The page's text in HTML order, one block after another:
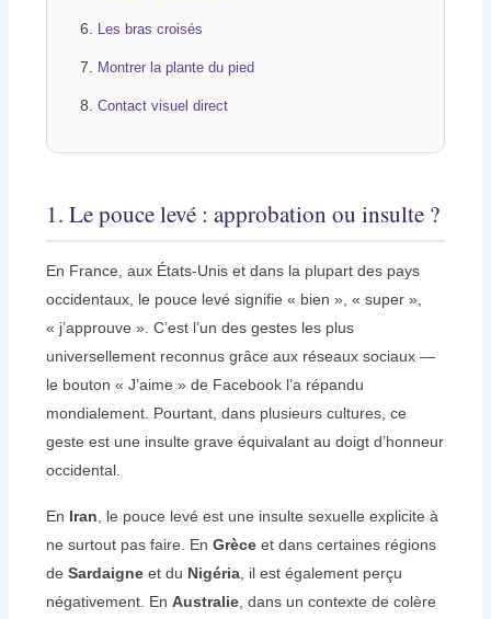
Les bras croisés
Montrer la plante du pied
Contact visuel direct
1. Le pouce levé : approbation ou insulte ?
En France, aux États-Unis et dans la plupart des pays
occidentaux, le pouce levé signifie « bien », « super »,
« j’approuve ». C’est l’un des gestes les plus
universellement reconnus grâce aux réseaux sociaux —
le bouton « J’aime » de Facebook l’a répandu
mondialement. Pourtant, dans plusieurs cultures, ce
geste est une insulte grave équivalant au doigt d’honneur
occidental.
En Iran , le pouce levé est une insulte sexuelle explicite à
ne surtout pas faire. EnGrèce et dans certaines régions
deSardaigne et du Nigéria , il est également perçu
négativement. EnAustralie , dans un contexte de colère